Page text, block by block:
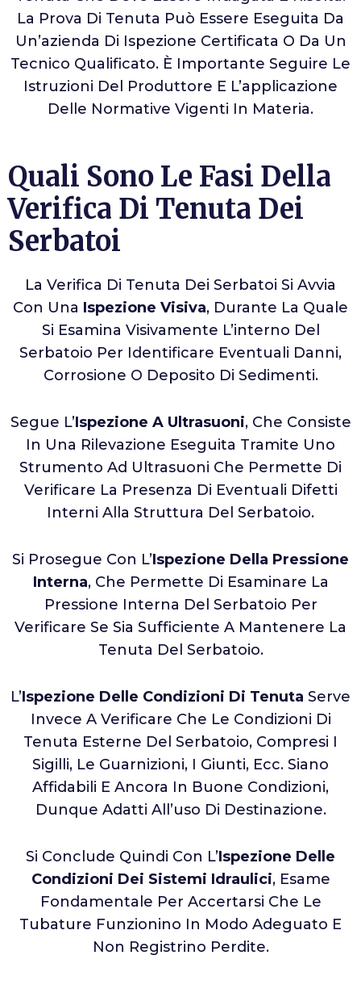
La Prova Di Tenuta Può Essere Eseguita Da
Un’azienda Di Ispezione Certificata O Da Un
Tecnico Qualificato. È Importante Seguire Le
Istruzioni Del Produttore E L’applicazione
Delle Normative Vigenti In Materia.
Quali Sono Le Fasi Della
Verifica Di Tenuta Dei
Serbatoi
La Verifica Di Tenuta Dei Serbatoi Si Avvia
Con Una Ispezione Visiva, Durante La Quale
Si Esamina Visivamente L’interno Del
Serbatoio Per Identificare Eventuali Danni,
Corrosione O Deposito Di Sedimenti.
Segue L’Ispezione A Ultrasuoni, Che Consiste
In Una Rilevazione Eseguita Tramite Uno
Strumento Ad Ultrasuoni Che Permette Di
Verificare La Presenza Di Eventuali Difetti
Interni Alla Struttura Del Serbatoio.
Si Prosegue Con L’Ispezione Della Pressione
Interna, Che Permette Di Esaminare La
Pressione Interna Del Serbatoio Per
Verificare Se Sia Sufficiente A Mantenere La
Tenuta Del Serbatoio.
L’Ispezione Delle Condizioni Di Tenuta Serve
Invece A Verificare Che Le Condizioni Di
Tenuta Esterne Del Serbatoio, Compresi I
Sigilli, Le Guarnizioni, I Giunti, Ecc. Siano
Affidabili E Ancora In Buone Condizioni,
Dunque Adatti All’uso Di Destinazione.
Si Conclude Quindi Con L’Ispezione Delle
Condizioni Dei Sistemi Idraulici, Esame
Fondamentale Per Accertarsi Che Le
Tubature Funzionino In Modo Adeguato E
Non Registrino Perdite.